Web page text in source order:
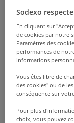
Sodexo
En cliquant sur
de cookies par notre
Paramètres des
performances de
informations
Vous êtes libre de
des cookies" ou de
conséquence sur
Pour plus
choix, vous pouvez